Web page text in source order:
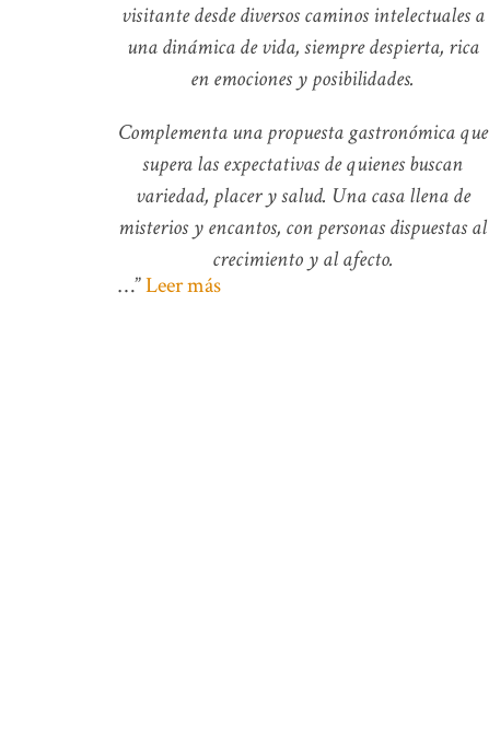
visitante desde diversos caminos intelectuales a
una dinámica de vida, siempre despierta, rica
en emociones y posibilidades.
Complementa una propuesta gastronómica que
supera las expectativas de quienes buscan
variedad, placer y salud. Una casa llena de
misterios y encantos, con personas dispuestas al
crecimiento y al afecto.
… Leer más